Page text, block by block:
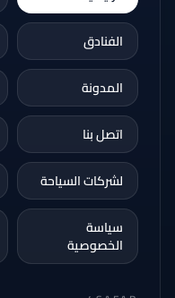
الفنادق
المدونة
اتصل بنا
لشركات السياحة
سياسة
الخصوصية